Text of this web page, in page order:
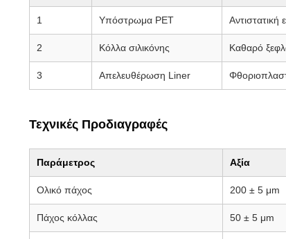
1 Υπόστρωμα PET
2 Κόλλα σιλικόνης Καθαρό
3 Απελευθέρωση Liner
Τεχνικές Προδιαγραφές
Παράμετρος Αξία
Ολικό πάχος 200 ± 5 μm
Πάχος κόλλας 50 ± 5 μm